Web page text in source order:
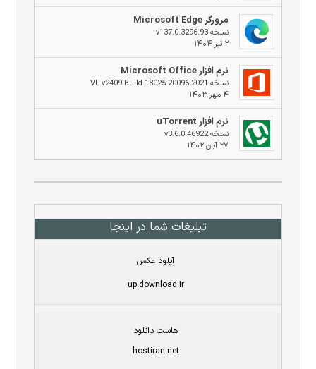
مرورگر Microsoft Edge
نسخه v137.0.3296.93
۲ تیر ۱۴۰۴
نرم افزار Microsoft Office
نسخه 2021 VL v2409 Build 18025.20096
۴ مهر ۱۴۰۳
نرم افزار uTorrent
نسخه v3.6.0.46922
۲۷ آبان ۱۴۰۲
تبلیغات شما در اینجا
آپلود عکس
up.download.ir
هاست دانلود
hostiran.net